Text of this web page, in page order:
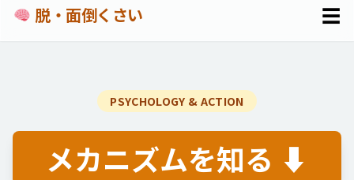
脱・面倒くさい ☰
PSYCHOLOGY & ACTION
メカニズムを知る ⬇